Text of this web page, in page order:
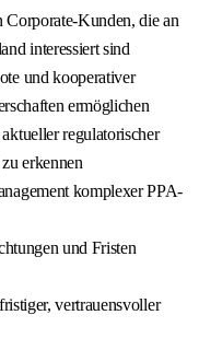
Kunden, die an
interessiert sind
und kooperativer
ermöglichen
regulatorischer
erkennen
komplexer PPA-
und Fristen
vertrauensvoller